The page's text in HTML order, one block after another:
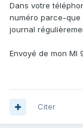
Dans votre
numéro parce-
journal
Envoyé de mon MI
Citer